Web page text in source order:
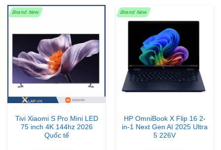
Brand New
Tivi Xiaomi S Pro Mini LED
75 inch 4K 144hz 2026
Quốc tế
Brand New
HP OmniBook X Flip 16 2-
in-1 Next Gen AI 2025 Ultra
5 226V